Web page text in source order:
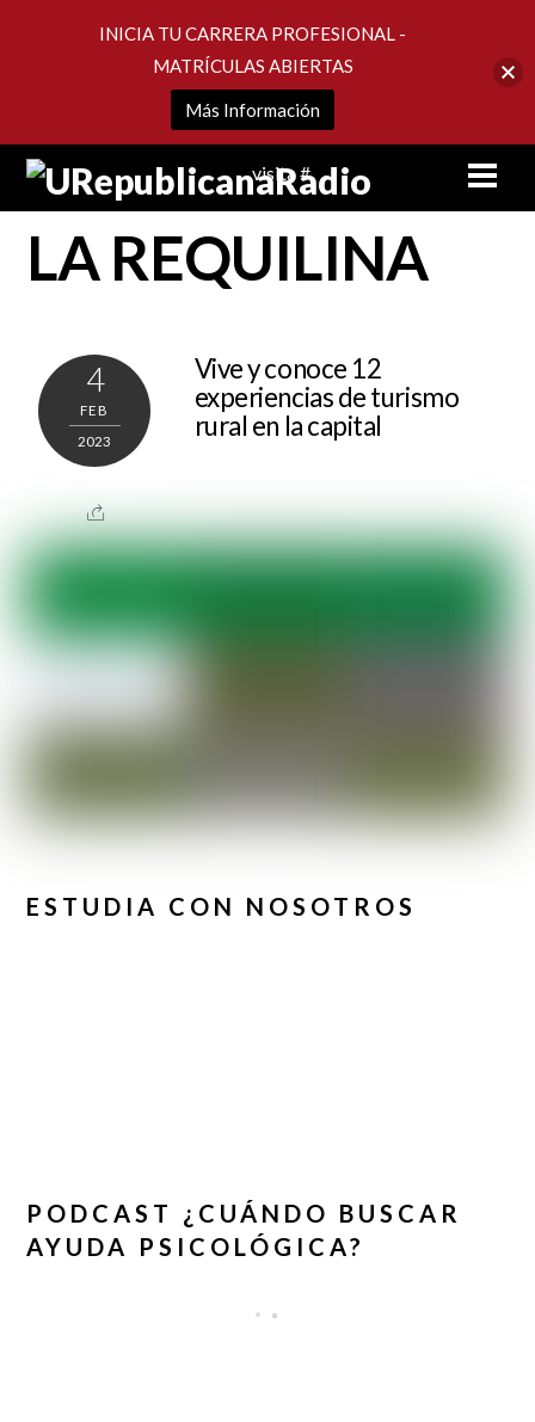
Skip
visita #
LA REQUILINA
4
FEB
2023
Vive y conoce 12
experiencias de turismo
rural en la capital
ESTUDIA CON NOSOTROS
PODCAST ¿CUÁNDO BUSCAR
AYUDA PSICOLÓGICA?
INICIA TU CARRERA PROFESIONAL -
MATRÍCULAS ABIERTAS
Más Información